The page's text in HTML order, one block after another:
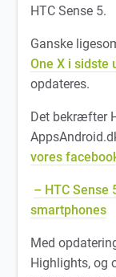
HTC Sense 5.
Ganske
One X i sidste
opdateres.
Det bekræfter
vores
– HTC Sense
smartphones
Med
Highlights, og